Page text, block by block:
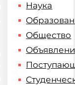
Наука
Общество